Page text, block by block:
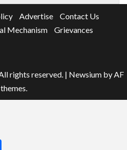
Advertise
Contact Us
Mechanism
Grievances
rights reserved. | Newsiumby AF
themes.